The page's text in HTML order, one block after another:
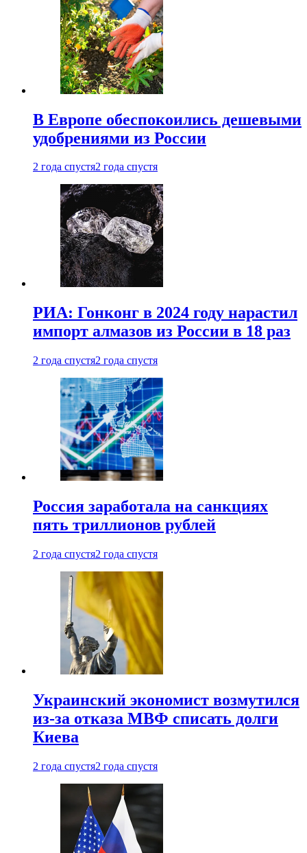
В Европе обеспокоились дешевыми
удобрениями из России
2 года спустя2 года спустя
РИА: Гонконг в 2024 году нарастил
импорт алмазов из России в 18 раз
2 года спустя2 года спустя
Россия заработала на санкциях
пять триллионов рублей
2 года спустя2 года спустя
Украинский экономист возмутился
из-за отказа МВФ списать долги
Киева
2 года спустя2 года спустя